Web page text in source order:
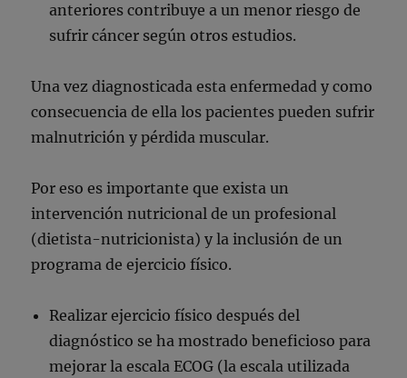
anteriores contribuye a un menor riesgo de
sufrir cáncer según otros estudios.
Una vez diagnosticada esta enfermedad y como
consecuencia de ella los pacientes pueden sufrir
malnutrición y pérdida muscular.
Por eso es importante que exista un
intervención nutricional de un profesional
(dietista-nutricionista) y la inclusión de un
programa de ejercicio físico.
Realizar ejercicio físico después del
diagnóstico se ha mostrado beneficioso para
mejorar la escala ECOG (la escala utilizada